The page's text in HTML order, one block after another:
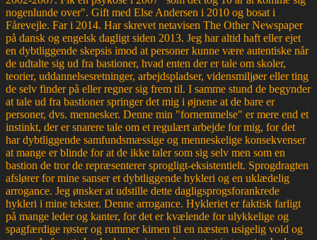
nogenlunde over". Gift med Else Andersen i 2010 og bosat i
Fårevejle. Far i 2014. Har skrevet netavisen The Other Newspaper
på dansk og engelsk dagligt siden 2013. Jeg har altid haft eller ejet
en dybtliggende skepsis imod at personer kunne være autentiske når
de udtalte sig ud fra bastioner, hvad enten der er tale om skoler,
teorier, uddannelsesretninger, arbejdspladser, vidensmiljøer eller ting
de selv finder på eller regner sig frem til. I samme stund de begynder
at tale ud fra bastioner springer det mig i øjnene at de bare er
personer, dvs. mennesker. Denne min "fornemmelse" er mere end et
instinkt, der er snarere tale om et regulært arbejde for mig, for det
har dybtliggende samfundsmæssige og menneskelige konsekvenser
at mange er blinde for at de ikke taler som sig selv men som en
bastion de tror de repræsenterer sprogligt-eksistentielt. Sprogdragten
afslører for mine sanser et dybtliggende hykleri og en uklædelig
arrogance. Jeg ønsker at udstille dette dagligsprogsforankrede
hykleri i mine tekster. Denne arrogance. Hykleriet er faktisk farligt
på mange leder og kanter, for det er kvælende for ulykkelige og
spagfærdige røster og rummer kimen til en næsten usigelig vold og